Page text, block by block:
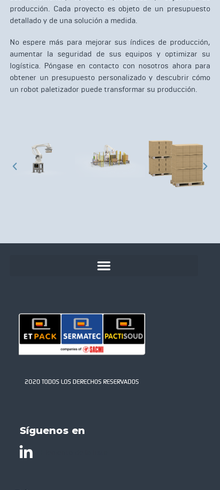
producción. Cada proyecto es objeto de un presupuesto
detallado y de una solución a medida.
No espere más para mejorar sus índices de producción,
aumentar la seguridad de sus equipos y optimizar su
logística. Póngase en contacto con nosotros ahora para
obtener un presupuesto personalizado y descubrir cómo
un robot paletizador puede transformar su producción.
2020 TODOS LOS DERECHOS RESERVADOS
Síguenos en